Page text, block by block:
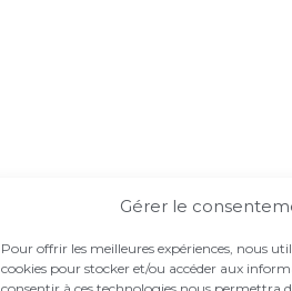
Gérer le
Pour offrir les meilleures expériences, nous
cookies pour stocker et/ou accéder aux